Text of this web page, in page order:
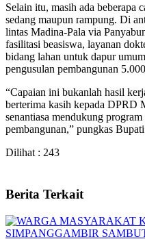
Selain itu, masih ada beberapa
sedang maupun rampung. Di
lintas Madina-Pala via
fasilitasi beasiswa, layanan
bidang lahan untuk dapur
pengusulan pembangunan
“Capaian ini bukanlah hasil
berterima kasih kepada DPRD
senantiasa mendukung
pembangunan,” pungkas
Dilihat : 243
Berita Terkait